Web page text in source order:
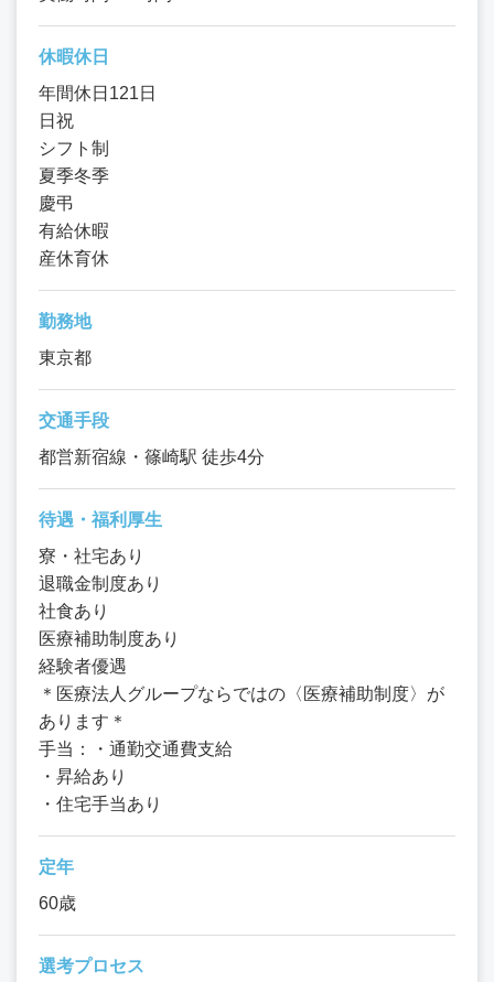
休暇休日
年間休日121日
日祝
シフト制
夏季冬季
慶弔
有給休暇
産休育休
勤務地
東京都
交通手段
都営新宿線・篠崎駅 徒歩4分
待遇・福利厚生
寮・社宅あり
退職金制度あり
社食あり
医療補助制度あり
経験者優遇
＊医療法人グループならではの〈医療補助制度〉が
あります＊
手当：・通勤交通費支給
・昇給あり
・住宅手当あり
定年
60歳
選考プロセス